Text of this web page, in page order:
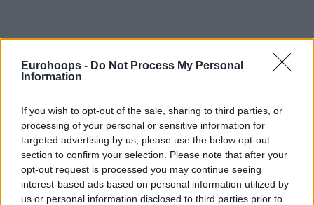
Eurohoops - Do Not Process My Personal
Information
If you wish to opt-out of the sale, sharing to third parties, or
processing of your personal or sensitive information for
targeted advertising by us, please use the below opt-out
section to confirm your selection. Please note that after your
opt-out request is processed you may continue seeing
interest-based ads based on personal information utilized by
us or personal information disclosed to third parties prior to
Του Δημήτρη Μιναρετζή/info@eurohoops.net
Σύμφωνα με το ESPN, το ΝΒΑ έκρινε ότιδεν συντρέχει